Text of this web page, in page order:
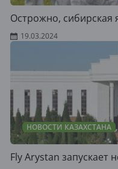
Острожно, сибирская
19.03.2024
НОВОСТИ КАЗАХСТАНА
Fly Arystan запускает